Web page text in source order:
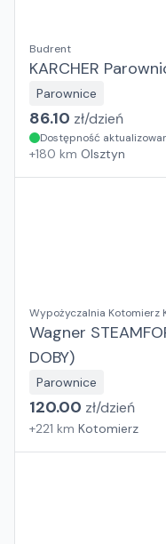
Budrent
KARCHER
Parownice
86.10 zł/dzień
Dostępność
+180 km Olsztyn
Wypożyczalnia Kotomierz
Wagner
DOBY)
Parownice
120.00 zł/dzień
+221 km Kotomierz